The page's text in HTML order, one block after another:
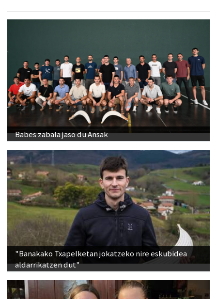
Babes zabala jaso du Ansak
"Banakako Txapelketan jokatzeko nire eskubidea
aldarrikatzen dut"